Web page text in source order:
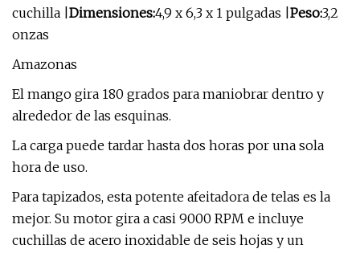
cuchilla | Dimensiones:4,9 x 6,3 x 1 pulgadas | Peso:3,2
onzas
Amazonas
El mango gira 180 grados para maniobrar dentro y
alrededor de las esquinas.
La carga puede tardar hasta dos horas por una sola
hora de uso.
Para tapizados, esta potente afeitadora de telas es la
mejor. Su motor gira a casi 9000 RPM e incluye
cuchillas de acero inoxidable de seis hojas y un